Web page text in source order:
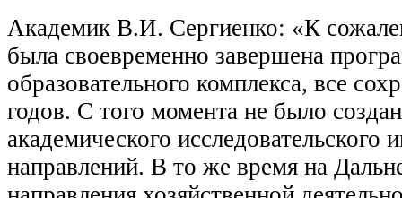
Академик В.И. Сергиенко: «К
была своевременно завершена
образовательного комплекса, все
годов. С того момента не было
академического исследовательского
направлений. В то же время на